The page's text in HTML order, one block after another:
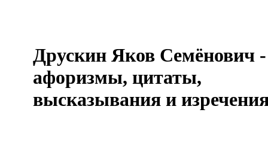
Друскин Яков Семёнович -
афоризмы, цитаты,
высказывания и